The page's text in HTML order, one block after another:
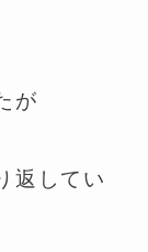
が
返してい